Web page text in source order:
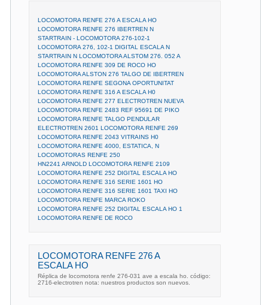
LOCOMOTORA RENFE 276 A ESCALA HO
LOCOMOTORA RENFE 276 IBERTREN N
STARTRAIN - LOCOMOTORA 276-102-1
LOCOMOTORA 276, 102-1 DIGITAL ESCALA N
STARTRAIN N LOCOMOTORA ALSTOM 276. 052 A
LOCOMOTORA RENFE 309 DE ROCO HO
LOCOMOTORA ALSTON 276 TALGO DE IBERTREN
LOCOMOTORA RENFE SEGONA OPORTUNITAT
LOCOMOTORA RENFE 316 A ESCALA H0
LOCOMOTORA RENFE 277 ELECTROTREN NUEVA
LOCOMOTORA RENFE 2483 REF 95691 DE PIKO
LOCOMOTORA RENFE TALGO PENDULAR
ELECTROTREN 2601 LOCOMOTORA RENFE 269
LOCOMOTORA RENFE 2043 VITRAINS H0
LOCOMOTORA RENFE 4000, ESTATICA, N
LOCOMOTORAS RENFE 250
HN2241 ARNOLD LOCOMOTORA RENFE 2109
LOCOMOTORA RENFE 252 DIGITAL ESCALA HO
LOCOMOTORA RENFE 316 SERIE 1601 HO
LOCOMOTORA RENFE 316 SERIE 1601 TAXI HO
LOCOMOTORA RENFE MARCA ROKO
LOCOMOTORA RENFE 252 DIGITAL ESCALA HO 1
LOCOMOTORA RENFE DE ROCO
LOCOMOTORA RENFE 276 A
ESCALA HO
Réplica de locomotora renfe 276-031 ave a escala ho. código:
2716-electrotren nota: nuestros productos son nuevos.